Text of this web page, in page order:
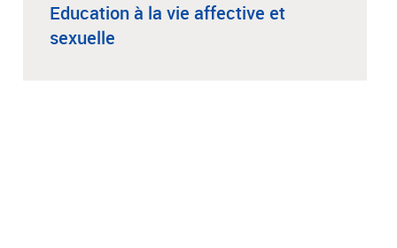
Education à la vie affective et
sexuelle